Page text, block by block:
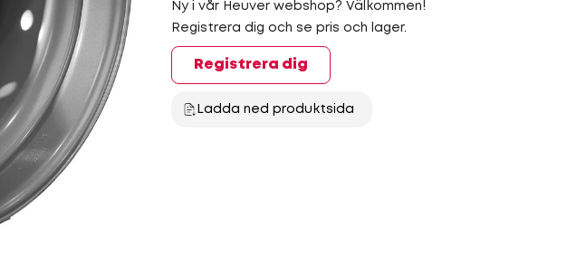
Ny i vår Heuver webshop? Välkommen!
Registrera dig och se pris och lager.
Registrera dig
Ladda ned produktsida